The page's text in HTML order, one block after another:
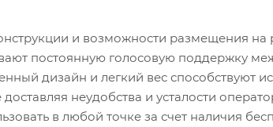
и возможности размещения на
постоянную голосовую поддержку
дизайн и легкий вес способствуют
неудобства и усталости
в любой точке за счет наличия